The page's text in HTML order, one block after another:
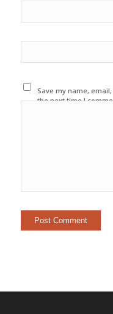
Save my name,
the next time I